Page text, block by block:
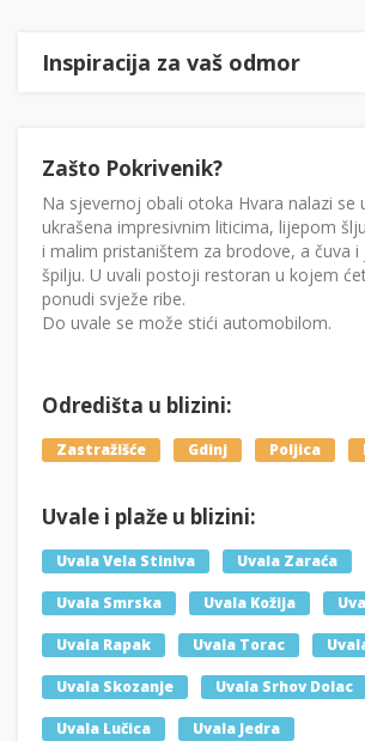
Inspiracija za vaš odmor
Zašto Pokrivenik?
Na sjevernoj obali otoka Hvara nalazi se
ukrašena impresivnim liticima, lijepom
i malim pristaništem za brodove, a čuva i
špilju. U uvali postoji restoran u kojem
ponudi svježe ribe.
Do uvale se može stići automobilom.
Odredišta u blizini:
Zastražišće Gdinj Poljica
Uvale i plaže u blizini:
Uvala Vela Stiniva Uvala Zaraća
Uvala Smrska Uvala Kožija
Uvala Rapak Uvala Torac
Uvala Skozanje Uvala Srhov Dolac
Uvala Lučica Uvala Jedra